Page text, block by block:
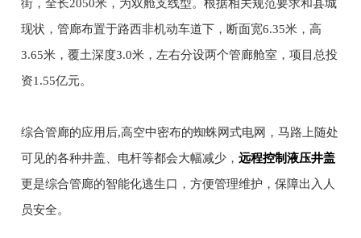
现状，管廊布置于路西非机动车道下，断面宽6.35米，高
3.65米，覆土深度3.0米，左右分设两个管廊舱室，项目总投
资1.55亿元。
综合管廊的应用后,高空中密布的蜘蛛网式电网，马路上随处
可见的各种井盖、电杆等都会大幅减少， 远程控制液压井盖
更是综合管廊的智能化逃生口，方便管理维护，保障出入人
员安全。